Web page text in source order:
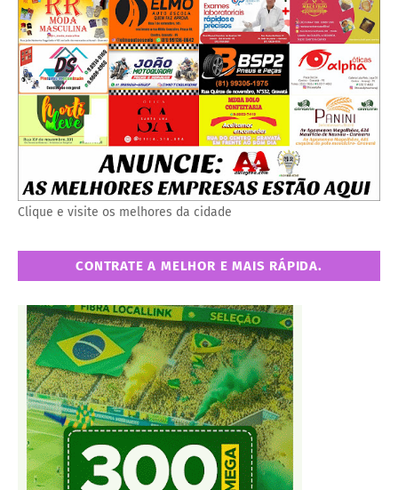
Clique e visite os melhores da cidade
CONTRATE A MELHOR E MAIS RÁPIDA.